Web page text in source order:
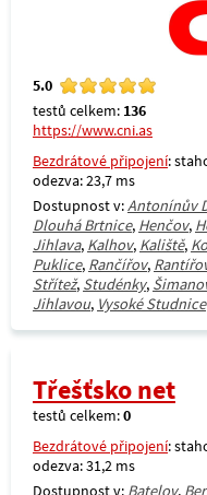
5.0
testů celkem: 136
https://www.cni.as
Bezdrátové připojení:
odezva: 23,7 ms
Dostupnost v:Antonínův
Dlouhá Brtnice, Henčov,
Jihlava, Kalhov, Kaliště,
Puklice, Rančířov,
Střítež, Studénky,
Jihlavou, Vysoké Studnice
Třešťsko net
testů celkem:0
Bezdrátové připojení:
odezva: 31,2 ms
Dostupnost v: Batelov,